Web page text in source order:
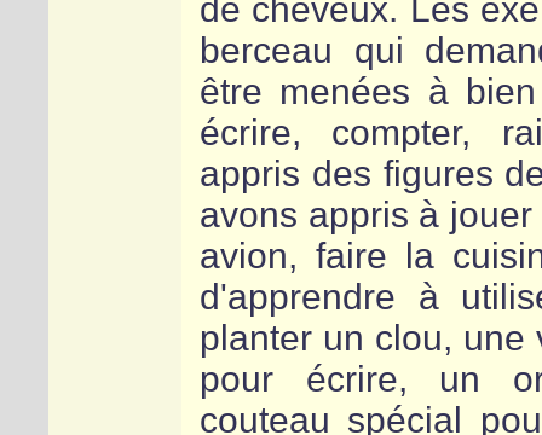
de cheveux. Les
berceau qui
être menées à
écrire, compter,
appris des figures
avons appris à
avion, faire la
d'apprendre à
planter un clou, une
pour écrire, un
couteau spécial